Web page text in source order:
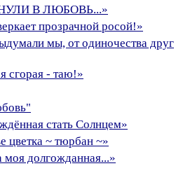
В ЛЮБОВЬ...»
прозрачной росой!»
мы, от одиночества друг
сгорая - таю!»
стать Солнцем»
цветка ~ тюрбан ~»
моя долгожданная...»